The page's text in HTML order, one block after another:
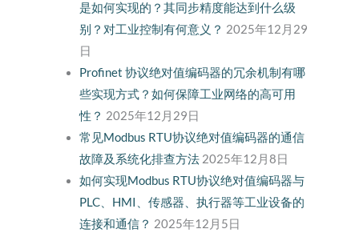
是如何实现的？其同步精度能达到什么级
别？对工业控制有何意义？ 2025年12月29
日
Profinet 协议绝对值编码器的冗余机制有哪
些实现方式？如何保障工业网络的高可用
性？ 2025年12月29日
常见Modbus RTU协议绝对值编码器的通信
故障及系统化排查方法 2025年12月8日
如何实现Modbus RTU协议绝对值编码器与
PLC、HMI、传感器、执行器等工业设备的
连接和通信？ 2025年12月5日